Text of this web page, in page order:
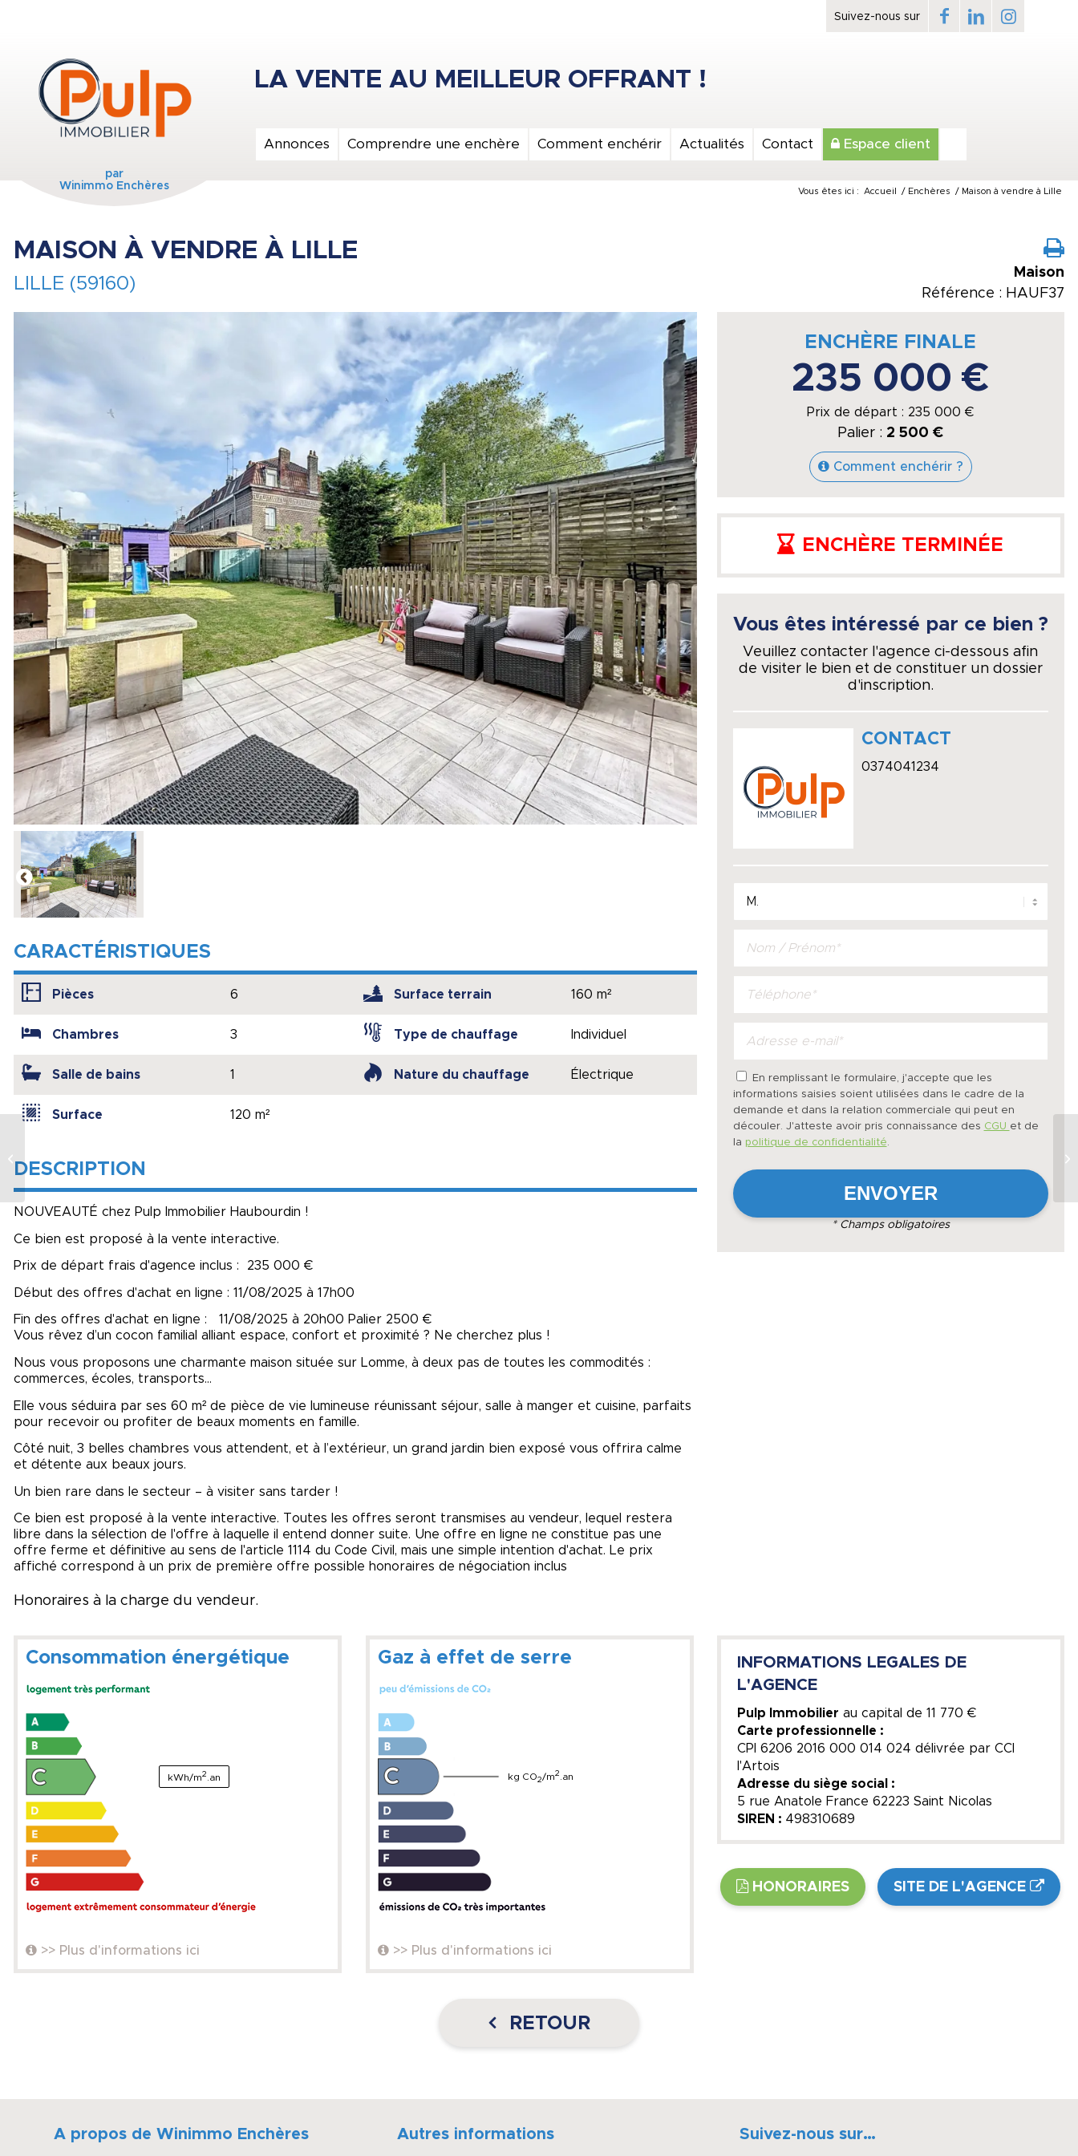
par
Winimmo Enchères
Annonces Comprendre une enchère Comment enchérir Actualités Contact Espace client
Vous êtes ici : Accueil / Enchères / Maison à vendre à Lille
MAISON À VENDRE À LILLE
LILLE (59160)
Maison
Référence : HAUF37
CARACTÉRISTIQUES
Pièces 6
Chambres 3
Salle de bains 1
Surface 120 m²
Surface terrain 160 m²
Type de chauffage Individuel
Nature du chauffage Électrique
DESCRIPTION
NOUVEAUTÉ chez Pulp Immobilier Haubourdin !
Ce bien est proposé à la vente interactive.
Prix de départ frais d'agence inclus : 235 000 €
Début des offres d'achat en ligne : 11/08/2025 à 17h00
Fin des offres d'achat en ligne : 11/08/2025 à 20h00 Palier 2500 €
Vous rêvez d’un cocon familial alliant espace, confort et proximité ? Ne cherchez plus !
Nous vous proposons une charmante maison située sur Lomme, à deux pas de toutes les commodités :
commerces, écoles, transports…
Elle vous séduira par ses 60 m² de pièce de vie lumineuse réunissant séjour, salle à manger et cuisine, parfaits
pour recevoir ou profiter de beaux moments en famille.
Côté nuit, 3 belles chambres vous attendent, et à l’extérieur, un grand jardin bien exposé vous offrira calme
et détente aux beaux jours.
Un bien rare dans le secteur – à visiter sans tarder !
Ce bien est proposé à la vente interactive. Toutes les offres seront transmises au vendeur, lequel restera
libre dans la sélection de l'offre à laquelle il entend donner suite. Une offre en ligne ne constitue pas une
offre ferme et définitive au sens de l'article 1114 du Code Civil, mais une simple intention d'achat. Le prix
affiché correspond à un prix de première offre possible honoraires de négociation inclus
Honoraires à la charge du vendeur.
ENCHÈRE FINALE
235 000 €
Prix de départ : 235 000 €
Palier : 2 500 €
Comment enchérir ?
ENCHÈRE TERMINÉE
Vous êtes intéressé par ce bien ?
Veuillez contacter l'agence ci-dessous afin
de visiter le bien et de constituer un dossier
d'inscription.
CONTACT
0374041234
En remplissant le formulaire, j'accepte que les
informations saisies soient utilisées dans le cadre de la
demande et dans la relation commerciale qui peut en
découler. J'atteste avoir pris connaissance des CGU et de
la politique de confidentialité.
* Champs obligatoires
Consommation énergétique
kWh/m2 .an
>> Plus d'informations ici
Gaz à effet de serre
kg CO2/m2 .an
>> Plus d'informations ici
INFORMATIONS LEGALES DE
L'AGENCE
Pulp Immobilier au capital de 11 770 €
Carte professionnelle :
CPI 6206 2016 000 014 024 délivrée par CCI
l'Artois
Adresse du siège social :
5 rue Anatole France 62223 Saint Nicolas
SIREN : 498310689
HONORAIRES SITE DE L'AGENCE
RETOUR
A propos de Winimmo Enchères Autres informations Suivez-nous sur…
DANS LE VEXIN